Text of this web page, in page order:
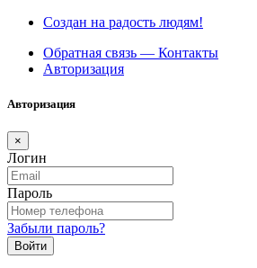
Создан на радость людям!
Обратная связь — Контакты
Авторизация
Авторизация
×
Логин
Пароль
Забыли пароль?
Войти